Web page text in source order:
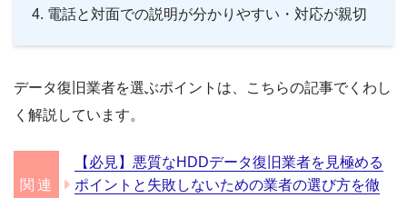
電話と対面での説明が分かりやすい・対応が親切
データ復旧業者を選ぶポイントは、こちらの記事でくわし
く解説しています。
【必見】悪質なHDDデータ復旧業者を見極める
ポイントと失敗しないための業者の選び方を徹